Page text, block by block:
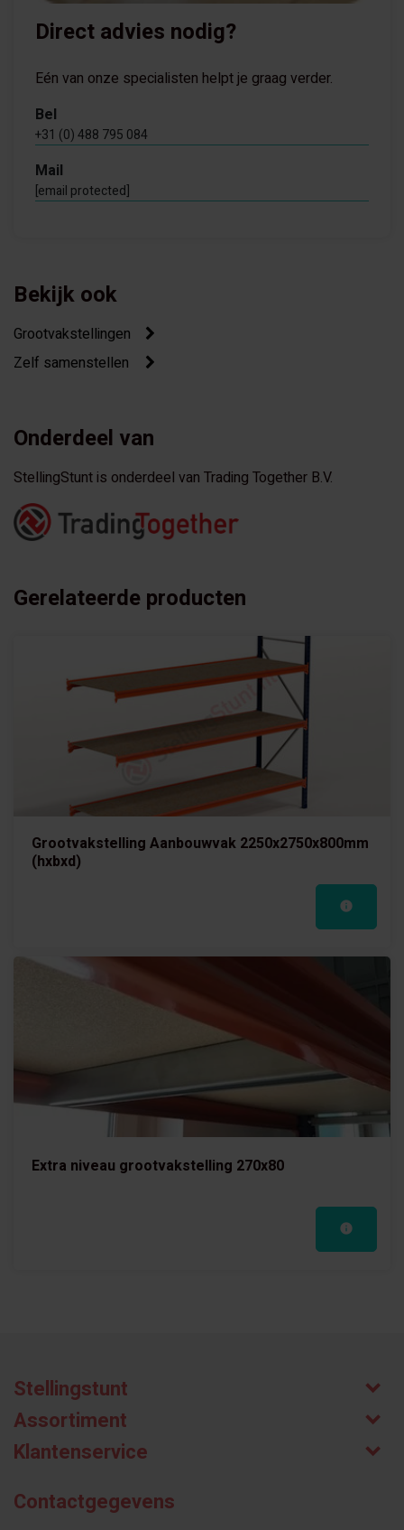
Direct advies nodig?
Eén van onze specialisten helpt je graag verder.
Bel
+31 (0) 488 795 084
Mail
[email protected]
Bekijk ook
Grootvakstellingen
Zelf samenstellen
Onderdeel van
StellingStunt is onderdeel van Trading Together B.V.
Gerelateerde producten
Grootvakstelling Aanbouwvak 2250x2750x800mm
(hxbxd)
Extra niveau grootvakstelling 270x80
Stellingstunt
Assortiment
Klantenservice
Contactgegevens